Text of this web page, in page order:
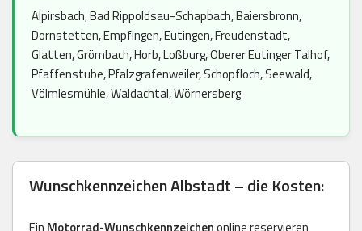
Alpirsbach, Bad Rippoldsau-Schapbach, Baiersbronn,
Dornstetten, Empfingen, Eutingen, Freudenstadt,
Glatten, Grömbach, Horb, Loßburg, Oberer Eutinger Talhof,
Pfaffenstube, Pfalzgrafenweiler, Schopfloch, Seewald,
Völmlesmühle, Waldachtal, Wörnersberg
Wunschkennzeichen Albstadt – die Kosten: